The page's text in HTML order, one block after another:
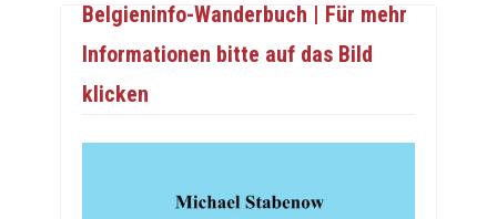
Belgieninfo-Wanderbuch | Für mehr
Informationen bitte auf das Bild
klicken